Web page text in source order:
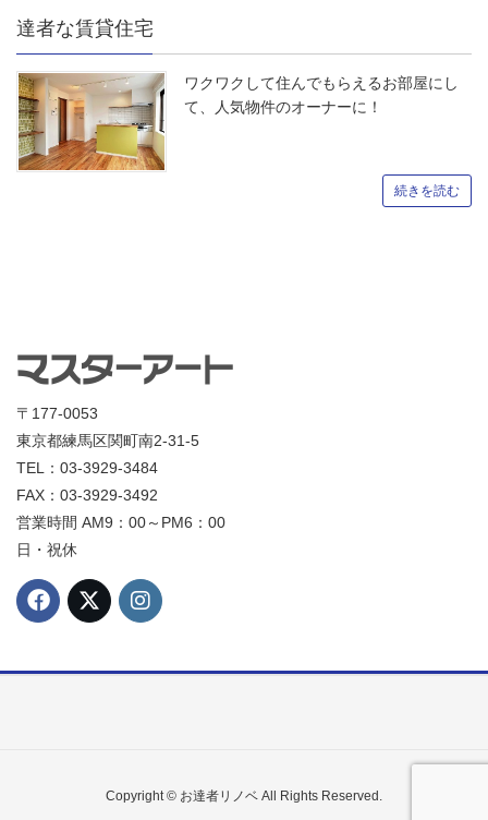
達者な賃貸住宅
ワクワクして住んでもらえるお部屋にし
て、人気物件のオーナーに！
続きを読む
〒177-0053
東京都練馬区関町南2-31-5
TEL：03-3929-3484
FAX：03-3929-3492
営業時間 AM9：00～PM6：00
日・祝休
Copyright © お達者リノベ All Rights Reserved.